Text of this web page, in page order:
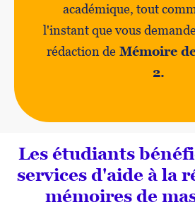
académique, tout
l'instant que vous
rédaction deMémoire
2.
Les étudiants
services d'aide à la
mémoires de